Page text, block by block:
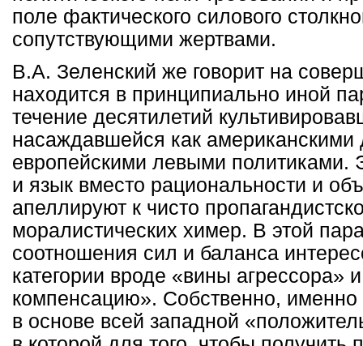
поле фактического силового
сопутствующими жертвами.
В.А. Зеленский же говорит на
находится в принципиально иной
течение десятилетий
насаждавшейся как американскими
европейскими левыми политиками.
и язык вместо рациональности и
апеллируют к чисто
моралистических химер. В этой
соотношения сил и баланса
категории вроде «вины агрессора»
компенсацию». Собственно, именно
в основе всей западной